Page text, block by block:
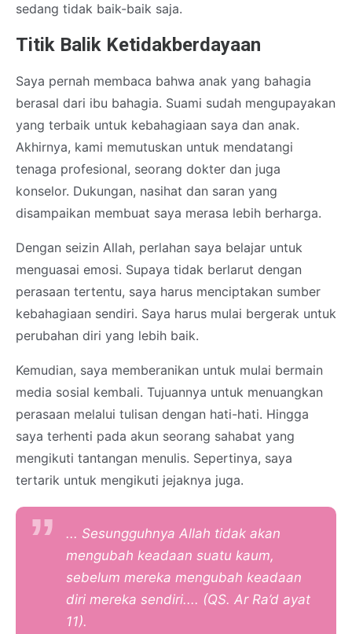
sedang tidak baik-baik saja.
Titik Balik Ketidakberdayaan
Saya pernah membaca bahwa anak yang bahagia
berasal dari ibu bahagia. Suami sudah mengupayakan
yang terbaik untuk kebahagiaan saya dan anak.
Akhirnya, kami memutuskan untuk mendatangi
tenaga profesional, seorang dokter dan juga
konselor. Dukungan, nasihat dan saran yang
disampaikan membuat saya merasa lebih berharga.
Dengan seizin Allah, perlahan saya belajar untuk
menguasai emosi. Supaya tidak berlarut dengan
perasaan tertentu, saya harus menciptakan sumber
kebahagiaan sendiri. Saya harus mulai bergerak untuk
perubahan diri yang lebih baik.
Kemudian, saya memberanikan untuk mulai bermain
media sosial kembali. Tujuannya untuk menuangkan
perasaan melalui tulisan dengan hati-hati. Hingga
saya terhenti pada akun seorang sahabat yang
mengikuti tantangan menulis. Sepertinya, saya
tertarik untuk mengikuti jejaknya juga.
... Sesungguhnya Allah tidak akan
mengubah keadaan suatu kaum,
sebelum mereka mengubah keadaan
diri mereka sendiri.... (QS. Ar Ra’d ayat
11).